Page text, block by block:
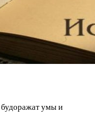
умы и